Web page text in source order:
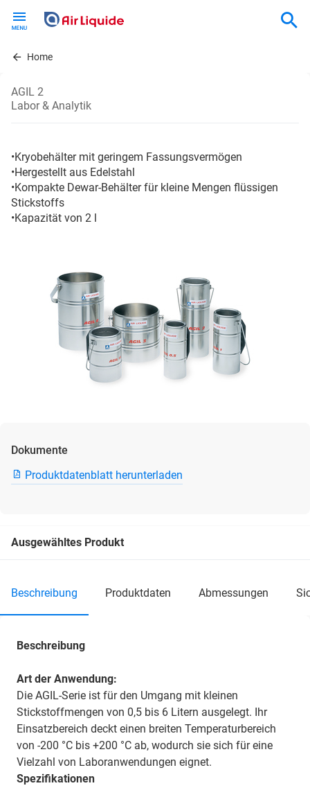
contentHome
AGIL 2
Labor & Analytik
•Kryobehälter mit geringem Fassungsvermögen
•Hergestellt aus Edelstahl
•Kompakte Dewar-Behälter für kleine Mengen flüssigen
Stickstoffs
•Kapazität von 2 l
Dokumente
Produktdatenblatt herunterladen
Ausgewähltes Produkt
beschreibung produktdaten abmessungen
Beschreibung
Art der Anwendung:
Die AGIL-Serie ist für den Umgang mit kleinen
Stickstoffmengen von 0,5 bis 6 Litern ausgelegt. Ihr
Einsatzbereich deckt einen breiten Temperaturbereich
von -200 °C bis +200 °C ab, wodurch sie sich für eine
Vielzahl von Laboranwendungen eignet.
Spezifikationen